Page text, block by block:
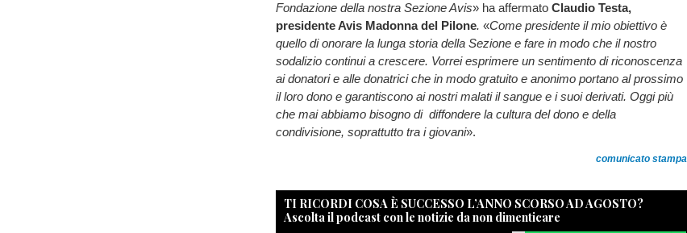
Fondazione della nostra Sezione Avis» ha affermato Claudio Testa,
presidente Avis Madonna del Pilone. «Come presidente il mio obiettivo è
quello di onorare la lunga storia della Sezione e fare in modo che il nostro
sodalizio continui a crescere. Vorrei esprimere un sentimento di riconoscenza
ai donatori e alle donatrici che in modo gratuito e anonimo portano al prossimo
il loro dono e garantiscono ai nostri malati il sangue e i suoi derivati. Oggi più
che mai abbiamo bisogno di diffondere la cultura del dono e della
condivisione, soprattutto tra i giovani».
comunicato stampa
TI RICORDI COSA È SUCCESSO L’ANNO SCORSO AD AGOSTO?
Ascolta il podcast con le notizie da non dimenticare